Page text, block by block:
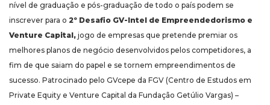
nível de graduação e pós-graduação de todo o país podem se
inscrever para o 2º Desafio GV-Intel de Empreendedorismo e
Venture Capital, jogo de empresas que pretende premiar os
melhores planos de negócio desenvolvidos pelos competidores, a
fim de que saiam do papel e se tornem empreendimentos de
sucesso. Patrocinado pelo GVcepe da FGV (Centro de Estudos em
Private Equity e Venture Capital da Fundação Getúlio Vargas) –